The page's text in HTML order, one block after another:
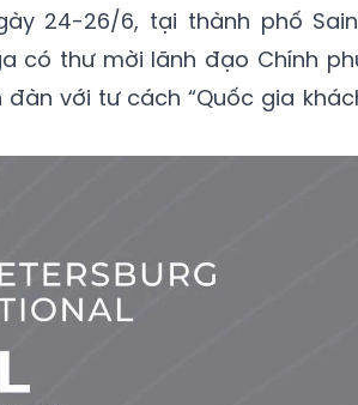
24-26/6, tại thành phố
có thư mời lãnh đạo Chính
với tư cách “Quốc gia